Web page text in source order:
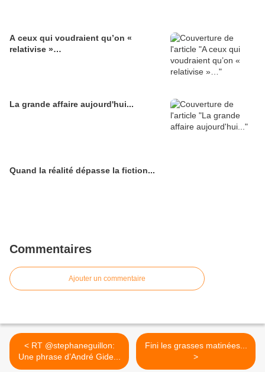
A ceux qui voudraient qu’on «
relativise »…
La grande affaire aujourd'hui...
Quand la réalité dépasse la fiction...
Commentaires
Ajouter un commentaire
< RT @stephaneguillon:
Une phrase d’André Gide...
Fini les grasses matinées...
>